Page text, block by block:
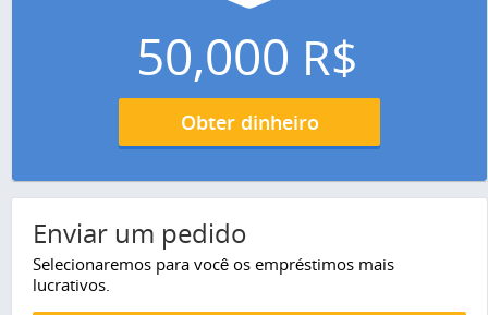
50,000 R$
Obter dinheiro
Enviar um pedido
Selecionaremos para você os empréstimos mais
lucrativos.